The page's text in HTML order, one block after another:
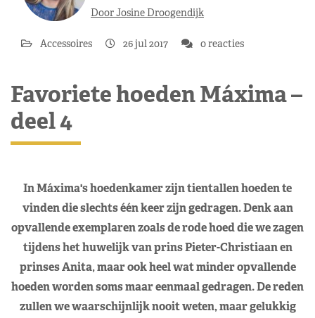
Door Josine Droogendijk
Accessoires 26 jul 2017 0 reacties
Favoriete hoeden Máxima –
deel 4
In Máxima's hoedenkamer zijn tientallen hoeden te
vinden die slechts één keer zijn gedragen. Denk aan
opvallende exemplaren zoals de rode hoed die we zagen
tijdens het huwelijk van prins Pieter-Christiaan en
prinses Anita, maar ook heel wat minder opvallende
hoeden worden soms maar eenmaal gedragen. De reden
zullen we waarschijnlijk nooit weten, maar gelukkig